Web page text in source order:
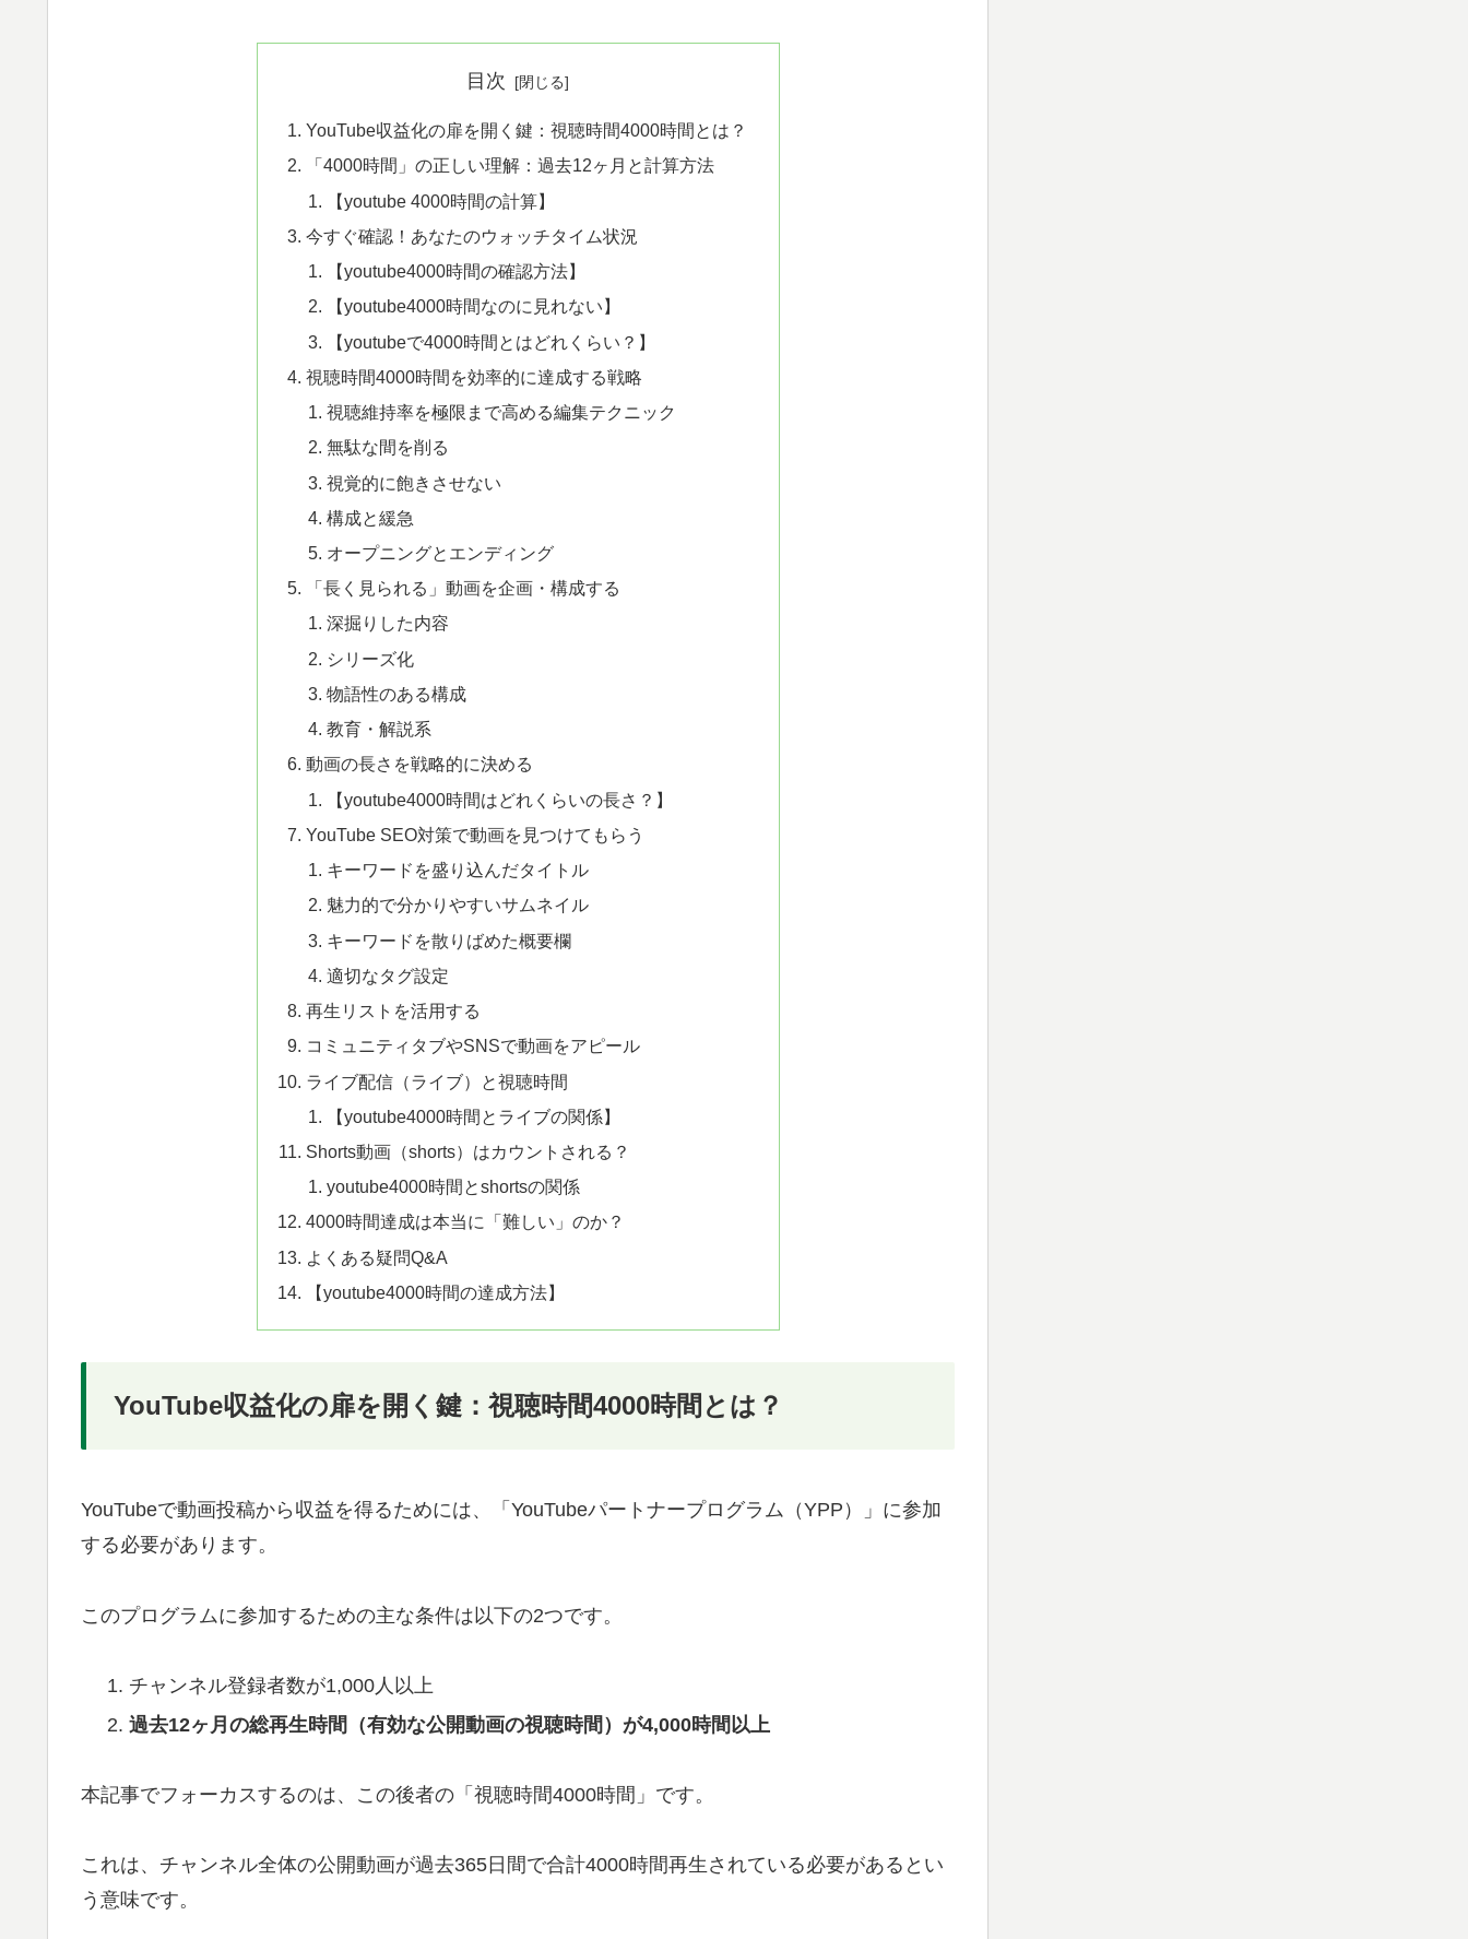
目次
YouTube収益化の扉を開く鍵：視聴時間4000時間とは？
「4000時間」の正しい理解：過去12ヶ月と計算方法
【youtube 4000時間の計算】
今すぐ確認！あなたのウォッチタイム状況
【youtube4000時間の確認方法】
【youtube4000時間なのに見れない】
【youtubeで4000時間とはどれくらい？】
視聴時間4000時間を効率的に達成する戦略
視聴維持率を極限まで高める編集テクニック
無駄な間を削る
視覚的に飽きさせない
構成と緩急
オープニングとエンディング
「長く見られる」動画を企画・構成する
深掘りした内容
シリーズ化
物語性のある構成
教育・解説系
動画の長さを戦略的に決める
【youtube4000時間はどれくらいの長さ？】
YouTube SEO対策で動画を見つけてもらう
キーワードを盛り込んだタイトル
魅力的で分かりやすいサムネイル
キーワードを散りばめた概要欄
適切なタグ設定
再生リストを活用する
コミュニティタブやSNSで動画をアピール
ライブ配信（ライブ）と視聴時間
【youtube4000時間とライブの関係】
Shorts動画（shorts）はカウントされる？
youtube4000時間とshortsの関係
4000時間達成は本当に「難しい」のか？
よくある疑問Q&A
【youtube4000時間の達成方法】
YouTube収益化の扉を開く鍵：視聴時間4000時間とは？
YouTubeで動画投稿から収益を得るためには、「YouTubeパートナープログラム（YPP）」に参加
する必要があります。
このプログラムに参加するための主な条件は以下の2つです。
チャンネル登録者数が1,000人以上
過去12ヶ月の総再生時間（有効な公開動画の視聴時間）が4,000時間以上
本記事でフォーカスするのは、この後者の「視聴時間4000時間」です。
これは、チャンネル全体の公開動画が過去365日間で合計4000時間再生されている必要があるとい
う意味です。